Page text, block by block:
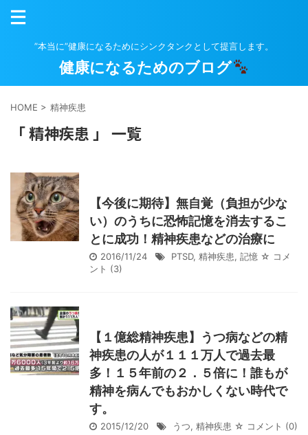
”本当に”健康になるためにシンクタンクとして提言します。
健康になるためのブログ
HOME > 精神疾患
「 精神疾患 」 一覧
【今後に期待】無自覚（負担が少な
い）のうちに恐怖記憶を消去するこ
とに成功！精神疾患などの治療に
2016/11/24 PTSD, 精神疾患, 記憶 ☆ コメ
ント (3)
【１億総精神疾患】うつ病などの精
神疾患の人が１１１万人で過去最
多！１５年前の２．５倍に！誰もが
精神を病んでもおかしくない時代で
す。
2015/12/20 うつ, 精神疾患 ☆ コメント (0)